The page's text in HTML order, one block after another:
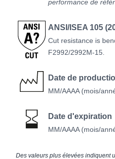
performance de
ANSI/ISEA 105
Cut resistance is
F2992/2992M-15.
Date de
MM/AAAA (mois/
Date d'expiration
MM/AAAA (mois/
Des valeurs plus élevées indiquent